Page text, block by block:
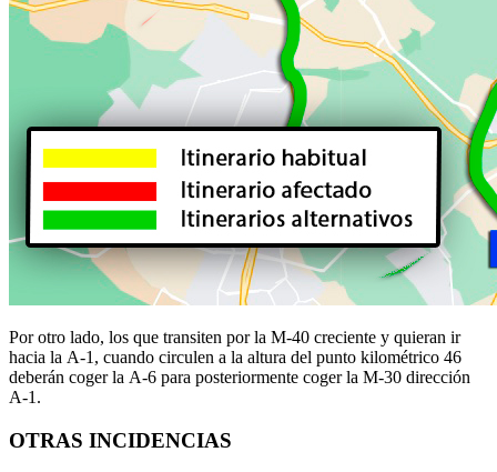
Por otro lado, los que transiten por la M-40 creciente y quieran ir
hacia la A-1, cuando circulen a la altura del punto kilométrico 46
deberán coger la A-6 para posteriormente coger la M-30 dirección
A-1.
OTRAS INCIDENCIAS